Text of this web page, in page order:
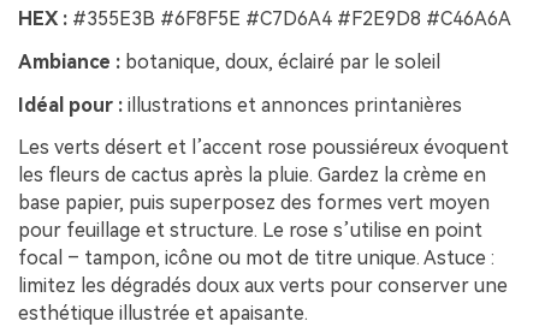
HEX : #355E3B #6F8F5E #C7D6A4 #F2E9D8 #C46A6A
Ambiance : botanique, doux, éclairé par le soleil
Idéal pour : illustrations et annonces printanières
Les verts désert et l’accent rose poussiéreux évoquent
les fleurs de cactus après la pluie. Gardez la crème en
base papier, puis superposez des formes vert moyen
pour feuillage et structure. Le rose s’utilise en point
focal – tampon, icône ou mot de titre unique. Astuce :
limitez les dégradés doux aux verts pour conserver une
esthétique illustrée et apaisante.